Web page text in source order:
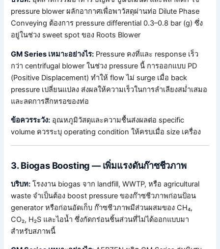
pressure blower ผลักอากาศเพื่อพาวัสดุผ่านท่อ Dilute Phase
Conveying ต้องการ pressure differential 0.3–0.8 bar (g) ซึ่ง
อยู่ในช่วง sweet spot ของ Roots Blower
GM Series เหมาะอย่างไร: Pressure คงที่และ response เร็ว
กว่า centrifugal blower ในช่วง pressure นี้ การออกแบบ PD
(Positive Displacement) ทำให้ flow ไม่ surge เมื่อ back
pressure เปลี่ยนแปลง ส่งผลให้ความเร็วในการลำเลียงสม่ำเสมอ
และลดการสึกหรอของท่อ
ข้อควรระวัง: อุณหภูมิวัสดุและความชื้นส่งผลต่อ specific
volume ควรระบุ operating condition ให้ครบเมื่อ size เครื่อง
3. Biogas Boosting — เพิ่มแรงดันก๊าซชีวภาพ
บริบท: โรงงาน biogas จาก landfill, WWTP, หรือ agricultural
waste จำเป็นต้อง boost pressure ของก๊าซชีวภาพก่อนป้อน
generator หรือก่อนอัดเก็บ ก๊าซชีวภาพมีส่วนผสมของ CH₄,
CO₂, H₂S และไอน้ำ ซึ่งกัดกร่อนชิ้นส่วนที่ไม่ได้ออกแบบมา
สำหรับสภาพนี้